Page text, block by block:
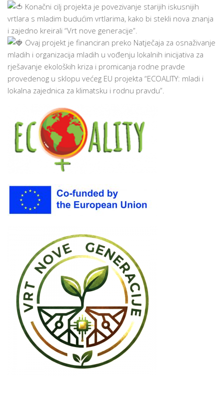
Konačni cilj projekta je povezivanje starijih iskusnijih
vrtlara s mladim budućim vrtlarima, kako bi stekli nova znanja
i zajedno kreirali “Vrt nove generacije”.
Ovaj projekt je financiran preko Natječaja za osnaživanje
mladih i organizacija mladih u vođenju lokalnih inicijativa za
rješavanje ekoloških kriza i promicanja rodne pravde
provedenog u sklopu većeg EU projekta “ECOALITY: mladi i
lokalna zajednica za klimatsku i rodnu pravdu”.